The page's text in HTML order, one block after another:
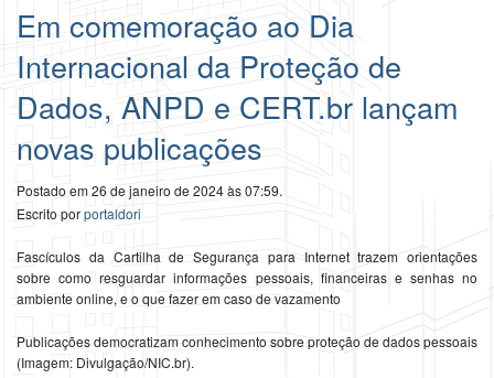
Em comemoração ao Dia
Internacional da Proteção de
Dados, ANPD e CERT.br lançam
novas publicações
Postado em 26 de janeiro de 2024 às 07:59.
Escrito porportaldori
Fascículos da Cartilhade Segurança para Internet trazem orientações
sobre como resguardar informações pessoais, financeiras e senhas no
ambiente online, eo quefazeremcaso devazamento
Publicações democratizam conhecimento sobreproteção de dados pessoais
(Imagem: Divulgação/NIC.br).